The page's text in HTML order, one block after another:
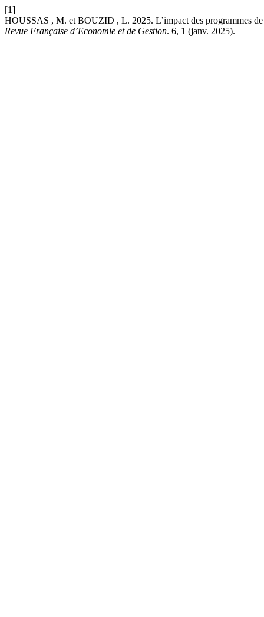
[1]
HOUSSAS , M. et BOUZID , L. 2025. L’impact des programmes de
Revue Française d’Economie et de Gestion. 6, 1 (janv. 2025).